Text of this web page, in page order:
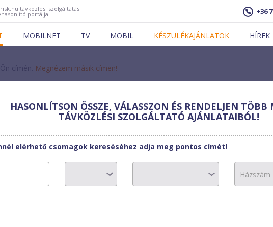
távközlési szolgáltatás
portálja +36
MOBILNET TV MOBIL KÉSZÜLÉKAJÁNLATOK HÍREK
címén. Megnézem másik címen!
KábelszatNet-2002
7800 Ft
HASONLÍTSON ÖSSZE, VÁLASSZON ÉS RENDELJEN
TÁVKÖZLÉSI SZOLGÁLTATÓ AJÁNLATAIBÓL!
elérhető csomagok kereséséhez adja meg pontos címét!